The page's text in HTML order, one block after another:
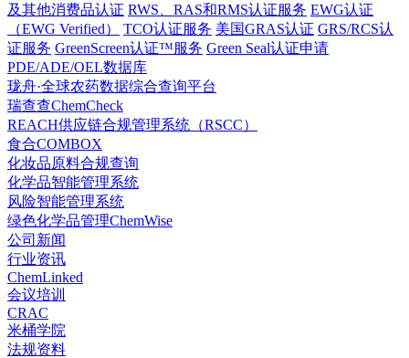
及其他消费品认证 RWS、RAS和RMS认证服务 EWG认证
（EWG Verified）
TCO认证服务 美国GRAS认证 GRS/RCS认
证服务 GreenScreen认证™服务 Green Seal认证申请
PDE/ADE/OEL数据库
珑舟·全球农药数据综合查询平台
瑞查查ChemCheck
REACH供应链合规管理系统（RSCC）
食合COMBOX
化妆品原料合规查询
化学品智能管理系统
风险智能管理系统
绿色化学品管理ChemWise
公司新闻
行业资讯
ChemLinked
会议培训
CRAC
米桶学院
法规资料